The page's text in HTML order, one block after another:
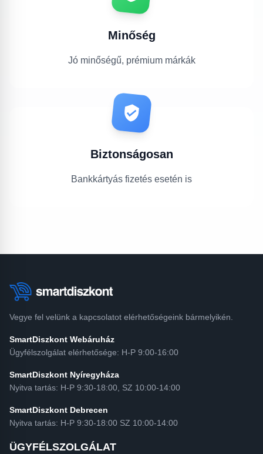
Minőség
Jó minőségű, prémium márkák
Biztonságosan
Bankkártyás fizetés esetén is
Vegye fel velünk a kapcsolatot elérhetőségeink bármelyikén.
SmartDiszkont Webáruház
Ügyfélszolgálat elérhetősége: H-P 9:00-16:00
SmartDiszkont Nyíregyháza
Nyitva tartás: H-P 9:30-18:00, SZ 10:00-14:00
SmartDiszkont Debrecen
Nyitva tartás: H-P 9:30-18:00 SZ 10:00-14:00
ÜGYFÉLSZOLGÁLAT